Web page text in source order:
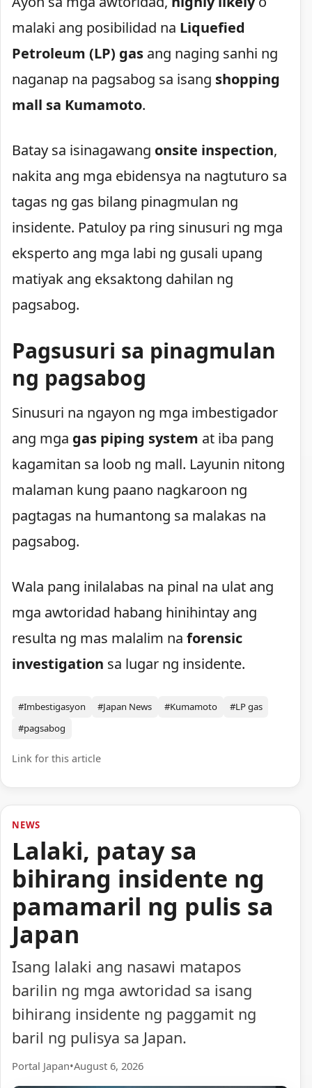
malaki ang posibilidad na Liquefied
Petroleum (LP) gas ang naging sanhi ng
naganap na pagsabog sa isang shopping
mall sa Kumamoto.
Batay sa isinagawang onsite inspection,
nakita ang mga ebidensya na nagtuturo sa
tagas ng gas bilang pinagmulan ng
insidente. Patuloy pa ring sinusuri ng mga
eksperto ang mga labi ng gusali upang
matiyak ang eksaktong dahilan ng
pagsabog.
Pagsusuri sa pinagmulan
ng pagsabog
Sinusuri na ngayon ng mga imbestigador
ang mga gas piping system at iba pang
kagamitan sa loob ng mall. Layunin nitong
malaman kung paano nagkaroon ng
pagtagas na humantong sa malakas na
pagsabog.
Wala pang inilalabas na pinal na ulat ang
mga awtoridad habang hinihintay ang
resulta ng mas malalim na forensic
investigation sa lugar ng insidente.
#Imbestigasyon #Japan News #Kumamoto
#LP gas
#pagsabog
Link for this article
NEWS
Lalaki, patay sa
bihirang insidente ng
pamamaril ng pulis sa
Japan
Isang lalaki ang nasawi matapos
barilin ng mga awtoridad sa isang
bihirang insidente ng paggamit ng
baril ng pulisya sa Japan.
Portal Japan•August 6, 2026